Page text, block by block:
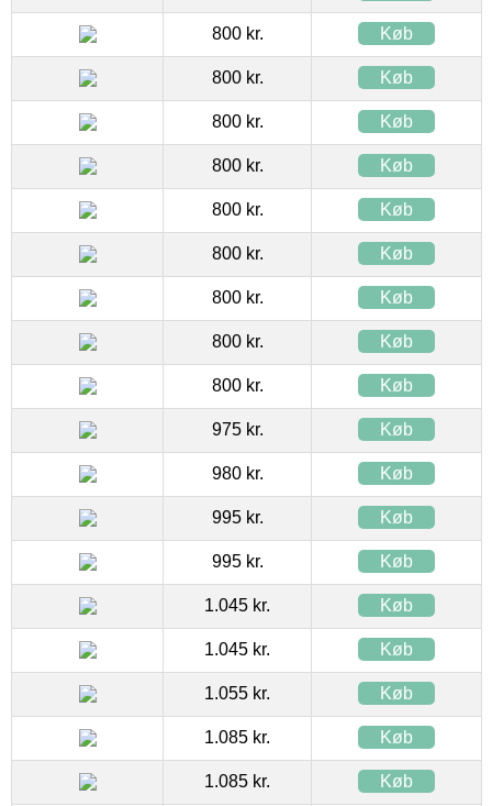
800 kr. Køb
800 kr. Køb
800 kr. Køb
800 kr. Køb
800 kr. Køb
800 kr. Køb
800 kr. Køb
800 kr. Køb
800 kr. Køb
975 kr. Køb
980 kr. Køb
995 kr. Køb
995 kr. Køb
1.045 kr. Køb
1.045 kr. Køb
1.055 kr. Køb
1.085 kr. Køb
1.085 kr. Køb